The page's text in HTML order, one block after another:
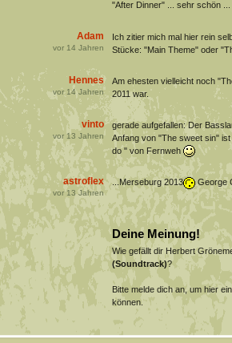
"After Dinner" ... sehr schön
Adam
vor 14 Jahren
Ich zitier mich mal hier rein
Stücke: "Main Theme" oder
Hennes
vor 14Jahren
Am ehesten vielleicht noch
2011 war.
vinto
vor 13 Jahren
gerade aufgefallen: Der
Anfang von "The sweet sin"
do " von Fernweh
astroflex
vor13 Jahren
...Merseburg 2013 George
Deine Meinung!
Wie gefällt dir Herbert
(Soundtrack)?
Bitte melde dich an, um hier
können.